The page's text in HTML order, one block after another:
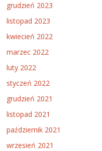
grudzień 2023
listopad 2023
kwiecień 2022
marzec 2022
luty 2022
styczeń 2022
grudzień 2021
listopad 2021
październik 2021
wrzesień 2021